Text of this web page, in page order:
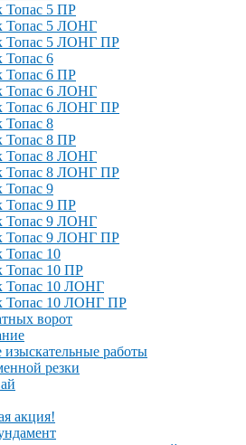
Топас 5 ПР
Топас 5 ЛОНГ
Топас 5 ЛОНГ ПР
Топас 6
Топас 6 ПР
Топас 6 ЛОНГ
Топас 6 ЛОНГ ПР
Топас 8
Топас 8 ПР
Топас 8 ЛОНГ
Топас 8 ЛОНГ ПР
Топас 9
Топас 9 ПР
Топас 9 ЛОНГ
Топас 9 ЛОНГ ПР
Топас 10
Топас 10 ПР
Топас 10 ЛОНГ
Топас 10 ЛОНГ ПР
ворот
работы
резки
акция!